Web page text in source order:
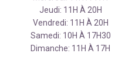
Jeudi: 11H À 20H
Vendredi: 11H À 20H
Samedi: 10H À 17H30
Dimanche: 11H À 17H